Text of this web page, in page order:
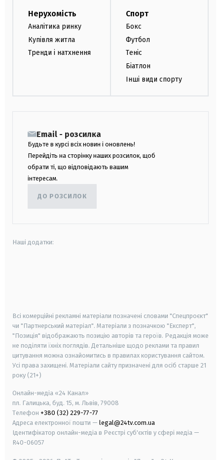
Нерухомість
Аналітика ринку
Купівля житла
Тренди і натхнення
Спорт
Бокс
Футбол
Теніс
Біатлон
Інші види спорту
Email - розсилка
Будьте в курсі всіх новин і оновлень!
Перейдіть на сторінку наших розсилок, щоб
обрати ті, що відповідають вашим
інтересам.
ДО РОЗСИЛОК
Наші додатки:
Всі комерційні рекламні матеріали позначені словами "Спецпроєкт"
чи "Партнерський матеріал". Матеріали з позначкою "Експерт",
"Позиція" відображають позицію авторів та героїв. Редакція може
не поділяти їхніх поглядів. Детальніше щодо реклами та правил
цитування можна ознайомитись в правилах користування сайтом.
Усі права захищені. Матеріали сайту призначені для осіб старше 21
року (21+)
Онлайн-медіа «24 Канал»
пл. Галицька, буд. 15, м. Львів, 79008
Телефон +380 (32) 229-77-77
Адреса електронної пошти — legal@24tv.com.ua
Ідентифікатор онлайн-медіа в Реєстрі суб'єктів у сфері медіа —
R40-06057